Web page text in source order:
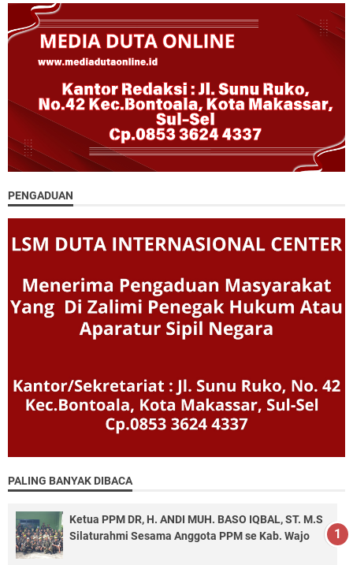
PENGADUAN
PALING BANYAK DIBACA
Ketua PPM DR, H. ANDI MUH. BASO IQBAL, ST. M.S
Silaturahmi Sesama Anggota PPM se Kab. Wajo